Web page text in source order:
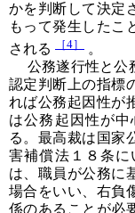
かを判断して決定
もって発生したこ
される
［4］
。
公務遂行性と公
認定判断上の指標
れば公務起因性が
は公務起因性が
る。最高裁は国家
害補償法１８条に
は、職員が公務に
場合をいい、右負
係のあることが必